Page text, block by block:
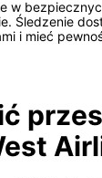
w
Śledzenie
i mieć